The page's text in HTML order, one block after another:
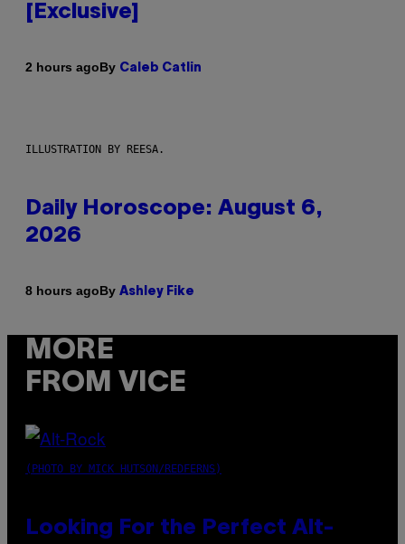
[Exclusive]
2 hours agoBy Caleb Catlin
ILLUSTRATION BY REESA.
Daily Horoscope: August 6,
2026
8 hours agoBy Ashley Fike
MORE
FROM VICE
(PHOTO BY MICK HUTSON/REDFERNS)
Looking For the Perfect Alt-